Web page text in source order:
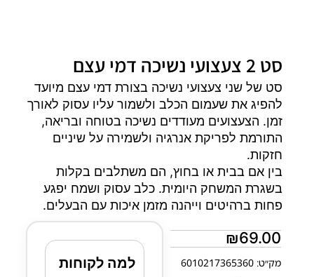
סט 2 צעצועי נשיכה דמי עצם
סט של שני צעצועי נשיכה בצורת דמי עצם מיועד
להפיג את שעמום הכלב ולשמור עליו עסוק לאורך
זמן. הצעצועים מעודדים נשיכה בטוחה ובריאה,
התורמת לפריקת אנרגיה ולשמירה על שיניים
חזקות.
בין אם בבית או בחוץ, הם משתלבים בקלות
בשגרת המשחק היומית. כלב עסוק ושמח יפגע
פחות ברהיטים וייהנה מזמן איכות עם הבעלים.
₪69.00
מק״ט: 6010217365360
למה לקוחות